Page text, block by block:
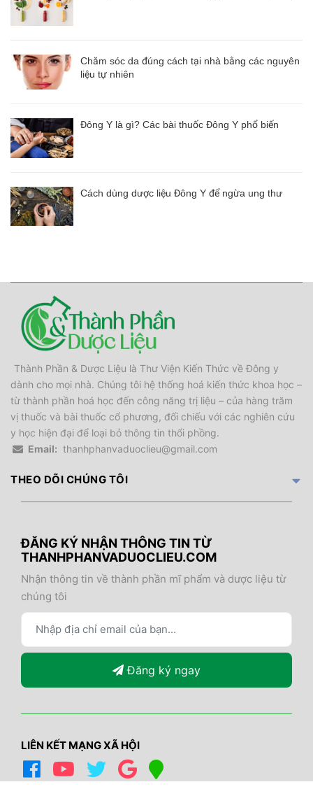
Chăm sóc da đúng cách tại nhà bằng các nguyên
liệu tự nhiên
Đông Y là gì? Các bài thuốc Đông Y phổ biến
Cách dùng dược liệu Đông Y để ngừa ung thư
Thành Phần & Dược Liệu là Thư Viện Kiến Thức về Đông y
dành cho mọi nhà. Chúng tôi hệ thống hoá kiến thức khoa học –
từ thành phần hoá học đến công năng trị liệu – của hàng trăm
vị thuốc và bài thuốc cổ phương, đối chiếu với các nghiên cứu
y học hiện đại để loại bỏ thông tin thổi phồng.
Email: thanhphanvaduoclieu@gmail.com
THEO DÕI CHÚNG TÔI
ĐĂNG KÝ NHẬN THÔNG TIN TỪ
THANHPHANVADUOCLIEU.COM
Nhận thông tin về thành phần mĩ phẩm và dược liệu từ
chúng tôi
Đăng ký ngay
LIÊN KẾT MẠNG XÃ HỘI